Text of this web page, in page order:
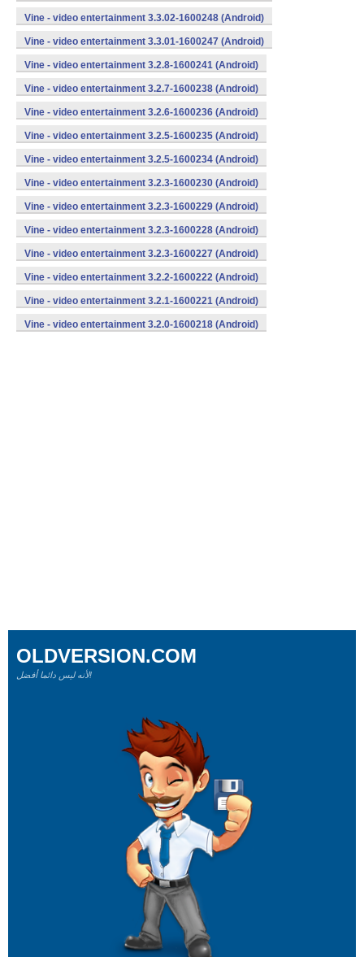
Vine - video entertainment 3.3.02-1600248 (Android)
Vine - video entertainment 3.3.01-1600247 (Android)
Vine - video entertainment 3.2.8-1600241 (Android)
Vine - video entertainment 3.2.7-1600238 (Android)
Vine - video entertainment 3.2.6-1600236 (Android)
Vine - video entertainment 3.2.5-1600235 (Android)
Vine - video entertainment 3.2.5-1600234 (Android)
Vine - video entertainment 3.2.3-1600230 (Android)
Vine - video entertainment 3.2.3-1600229 (Android)
Vine - video entertainment 3.2.3-1600228 (Android)
Vine - video entertainment 3.2.3-1600227 (Android)
Vine - video entertainment 3.2.2-1600222 (Android)
Vine - video entertainment 3.2.1-1600221 (Android)
Vine - video entertainment 3.2.0-1600218 (Android)
OLDVERSION.COM
لأنه ليس دائما أفضل!